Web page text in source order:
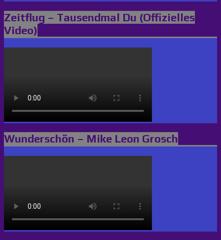
Zeitflug – Tausendmal Du (Offizielles
Video)
Wunderschön – Mike Leon Grosch